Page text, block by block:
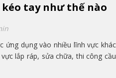
kéo tay như thế nào
ứng dụng vào nhiều lĩnh vực khác
lắp ráp, sửa chữa, thi công cầu